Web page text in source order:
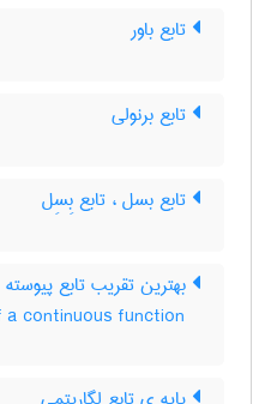
تابع باور
تابع برنولی
تابع بسل ، تابع بِسِل
بهترین تقریب تابع پیوسته
continuous function